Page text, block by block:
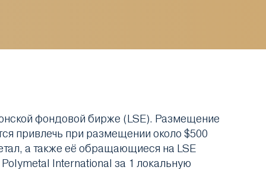
фондовой бирже (LSE). Размещение
привлечь при размещении около $500
а также её обращающиеся на LSE
International за 1 локальную